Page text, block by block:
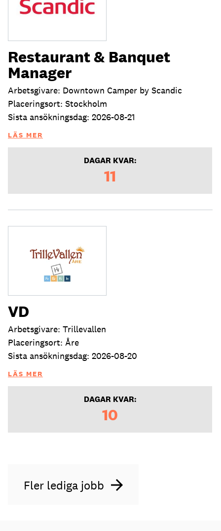
Restaurant & Banquet
Manager
Arbetsgivare: Downtown Camper by Scandic
Placeringsort: Stockholm
Sista ansökningsdag: 2026-08-21
LÄS MER
DAGAR KVAR:
11
VD
Arbetsgivare: Trillevallen
Placeringsort: Åre
Sista ansökningsdag: 2026-08-20
LÄS MER
DAGAR KVAR:
10
Fler lediga jobb